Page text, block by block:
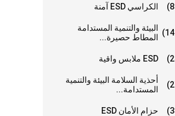
الكراسي ESD آمنة
البيئة والتنمية المستدامة
المطاط حصيرة...
ESD ملابس واقية
أحذية السلامة البيئة والتنمية
المستدامة...
حزام الأمان ESD